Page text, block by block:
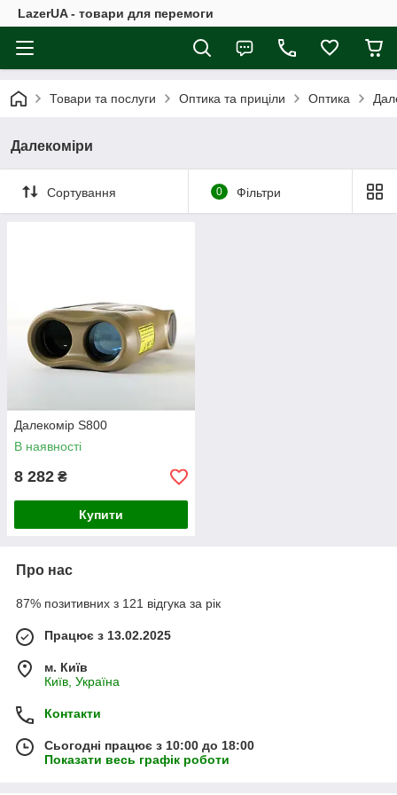
LazerUA - товари для перемоги
Товари та послуги Оптика та приціли Оптика
Далекоміри
Сортування 0 Фільтри
Далекомір S800
В наявності
8 282 ₴
Купити
Про нас
87% позитивних з 121 відгука за рік
Працює з 13.02.2025
м. Київ
Київ, Україна
Контакти
Сьогодні працює з 10:00 до 18:00
Показати весь графік роботи